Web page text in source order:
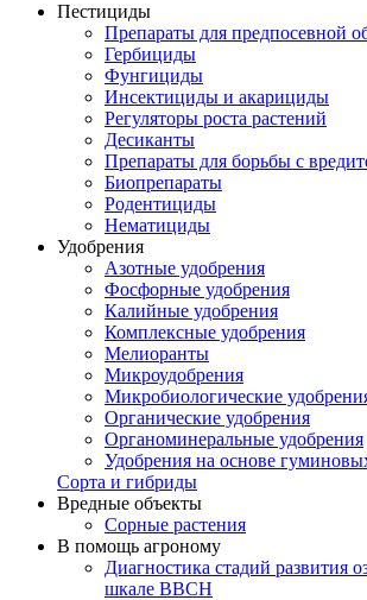
Пестициды
Препараты для предпосевной
Гербициды
Фунгициды
Инсектициды и акарициды
Регуляторы роста растений
Десиканты
Препараты для борьбы с
Биопрепараты
Родентициды
Нематициды
Удобрения
Азотные удобрения
Фосфорные удобрения
Калийные удобрения
Комплексные удобрения
Мелиоранты
Микроудобрения
Микробиологические
Органические удобрения
Органоминеральные удобрения
Удобрения на основе
Сорта и гибриды
Вредные объекты
Сорные растения
В помощь агроному
Диагностика стадий развития
шкале ВВСН